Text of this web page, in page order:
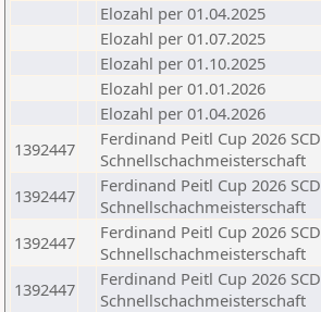
Elozahl per 01.04.2025
Elozahl per 01.07.2025
Elozahl per 01.10.2025
Elozahl per 01.01.2026
Elozahl per 01.04.2026
1392447
Ferdinand Peitl Cup 2026 SCD
Schnellschachmeisterschaft
1392447
Ferdinand Peitl Cup 2026 SCD
Schnellschachmeisterschaft
1392447
Ferdinand Peitl Cup 2026 SCD
Schnellschachmeisterschaft
1392447
Ferdinand Peitl Cup 2026 SCD
Schnellschachmeisterschaft